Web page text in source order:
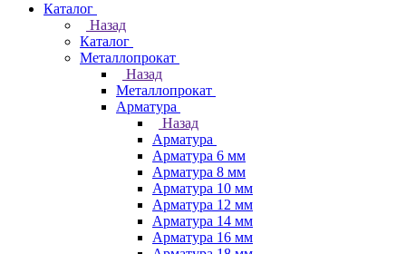
Каталог
Назад
Каталог
Металлопрокат
Назад
Металлопрокат
Арматура
Назад
Арматура
Арматура 6 мм
Арматура 8 мм
Арматура 10 мм
Арматура 12 мм
Арматура 14 мм
Арматура 16 мм